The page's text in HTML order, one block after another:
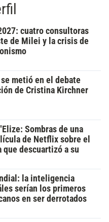
cuatro consultoras
de Milei y la crisis de
metió en el debate
de Cristina Kirchner
Sombras de una
de Netflix sobre el
que descuartizó a su
la inteligencia
serían los primeros
en ser derrotados